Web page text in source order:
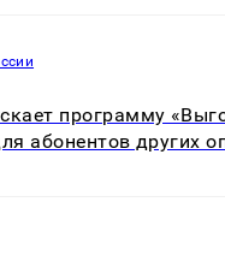
программу
абонентов других